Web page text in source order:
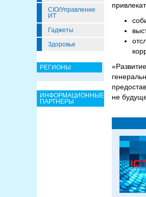
CIO/Управление
ИТ
Гаджеты
Здоровье
РЕГИОНЫ
ИНФОРМАЦИОННЫЕ
ПАРТНЕРЫ
не